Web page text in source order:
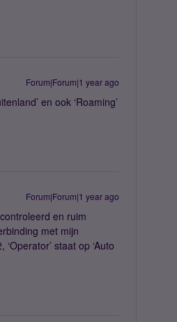
Forum|Forum|1 year ago
en ook ‘Roaming’
Forum|Forum|1 year ago
en ruim
met mijn
staat op ‘Auto